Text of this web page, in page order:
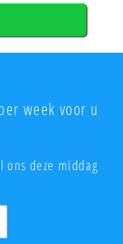
week voor u
deze middag